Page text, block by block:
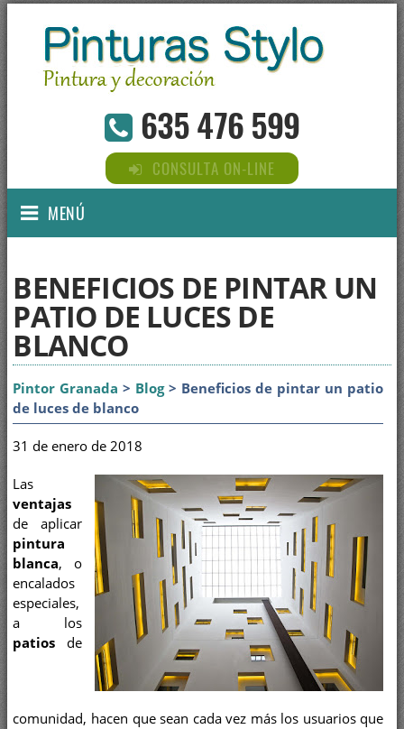
635 476 599
CONSULTA ON-LINE
MENÚ
BENEFICIOS DE PINTAR UN
PATIO DE LUCES DE
BLANCO
Pintor Granada > Blog> Beneficios de pintar un patio
de luces de blanco
31 de enero de 2018
Las
ventajas
de aplicar
pintura
blanca, o
encalados
especiales,
a los
patios de
comunidad, hacen que sean cada vez más los usuarios que